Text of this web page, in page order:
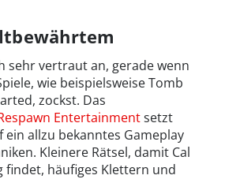
sehr vertraut an, gerade wenn
wie beispielsweise Tomb
zockst. Das
Entertainmentsetzt
ein allzu bekanntes Gameplay
Kleinere Rätsel, damit Cal
findet, häufiges Klettern und